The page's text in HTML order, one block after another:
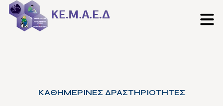
ΚΑΘΗΜΕΡΙΝΕΣ ΔΡΑΣΤΗΡΙΟΤΗΤΕΣ